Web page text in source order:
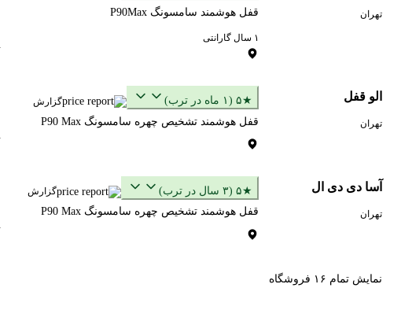
تهران قفل هوشمند سامسونگ P90Max
۱ سال گارانتی
الو قفل
تهران
★۵ (۱ ماه در ترب) گزارش
قفل هوشمند تشخیص چهره سامسونگ P90 Max
آسا دی دی ال
تهران
★۵ (۳ سال در ترب) گزارش
قفل هوشمند تشخیص چهره سامسونگ P90 Max
نمایش تمام ۱۶ فروشگاه